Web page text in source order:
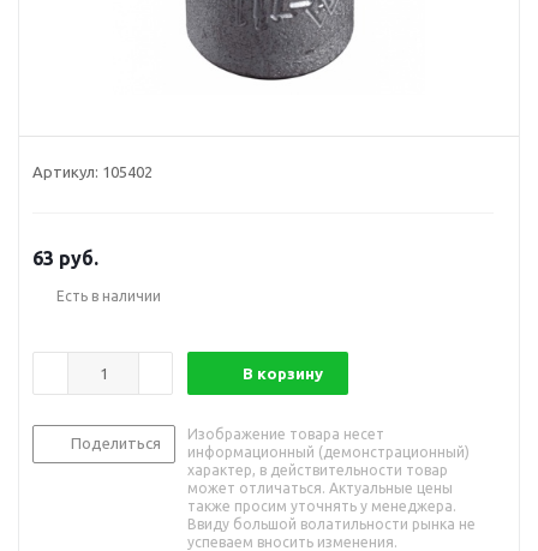
Артикул: 105402
63 руб.
Есть в наличии
В корзину
Поделиться
Изображение товара несет
информационный (демонстрационный)
характер, в действительности товар
может отличаться. Актуальные цены
также просим уточнять у менеджера.
Ввиду большой волатильности рынка не
успеваем вносить изменения.